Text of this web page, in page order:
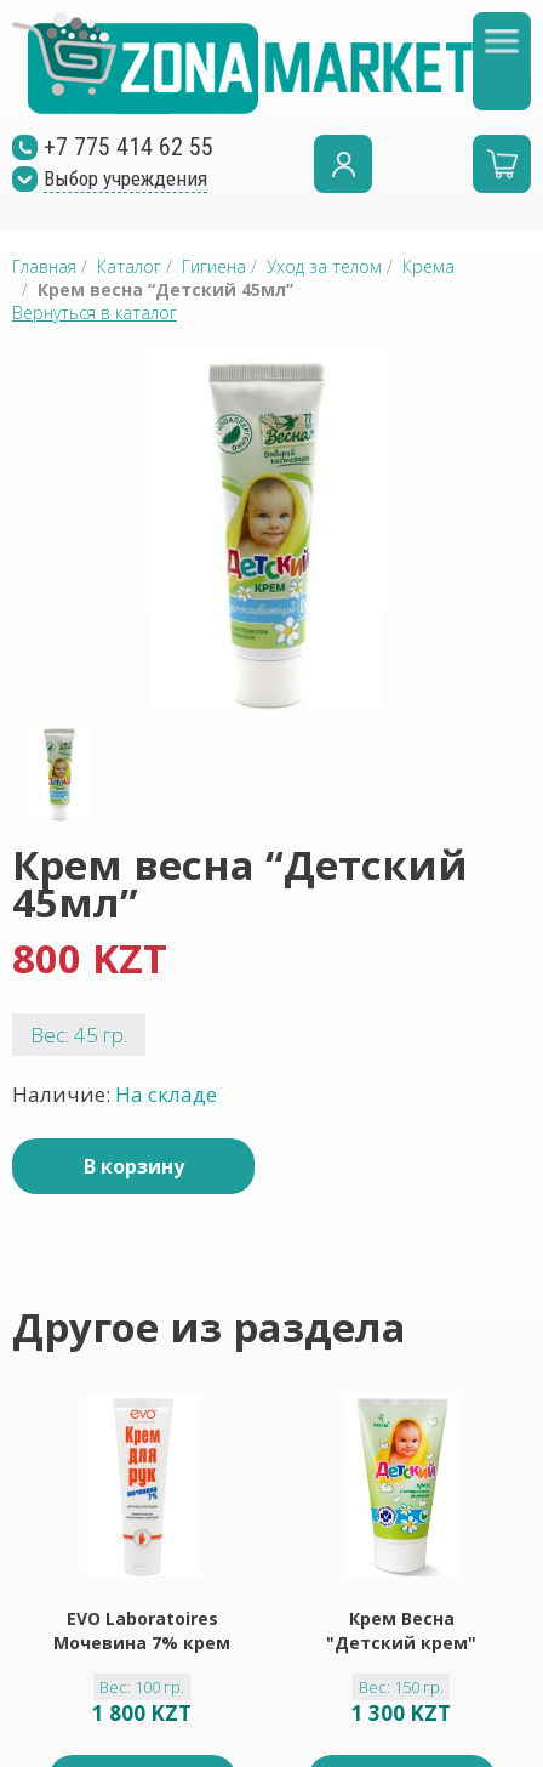
+7 775 414 62 55
Выбор учреждения
Главная / Каталог / Гигиена / Уход за телом / Крема
/ Крем весна “Детский 45мл”
Вернуться в каталог
Крем весна “Детский
45мл”
800 KZT
Вес: 45 гр.
Наличие: На складе
В корзину
Другое из раздела
EVO Laboratoires
Мочевина 7% крем
Вес: 100 гр.
1 800 KZT
Крем Весна
"Детский крем"
Вес: 150 гр.
1 300 KZT